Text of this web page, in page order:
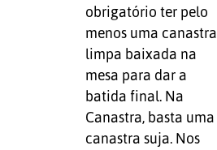
obrigatório ter pelo
menos uma canastra
limpa baixada na
mesa para dar a
batida final. Na
Canastra, basta uma
canastra suja. Nos